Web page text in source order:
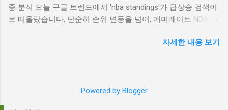
며, 군의 명예를 훼손할 수 있다고 지적합니다.
Photo by Samuel Regan-Asante on Unsplash
제는 여기서 끝나지 않았습니다. 스캔들이 터진
지 내용은 정확히 알려지지 않았지만, 그의 ...
중 분석 오늘 구글 트렌드에서 'nba standings'가 급상승 검색어
로 떠올랐습니다. 단순히 순위 변동을 넘어, 에미레이트 NBA 컵
받고 있습니다. 이번 포스팅에서는 NBA 컵 녹아웃 스테이지 관
들의 기대감을 고조시키고 있습니다. "Emirates NBA Cup
자세한 내용 보기
Powered by Blogger